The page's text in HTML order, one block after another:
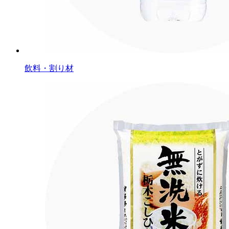
飲料・割り材